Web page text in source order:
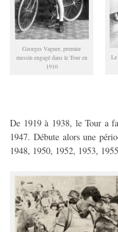
Georges Vagner, premier
messin engagé dans le Tour en
1910
De 1919 à 1938, le Tour a
1947. Débute alors une
1948, 1950, 1952, 1953,